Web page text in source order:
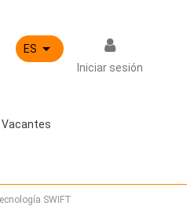
ES 
Iniciar sesión
Vacantes
SWIFT